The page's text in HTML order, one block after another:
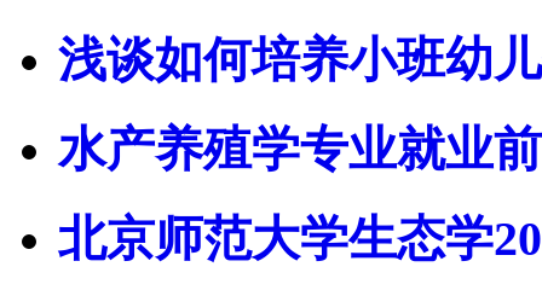
浅谈如何培养小班幼
水产养殖学专业就业
北京师范大学生态学